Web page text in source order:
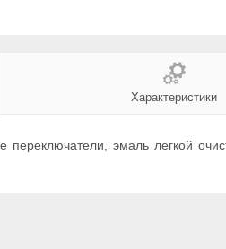
Характеристики
эмаль легкой